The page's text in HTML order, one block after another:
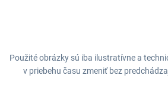
Použité obrázky sú iba ilustratívne a
v priebehu času zmeniť bez